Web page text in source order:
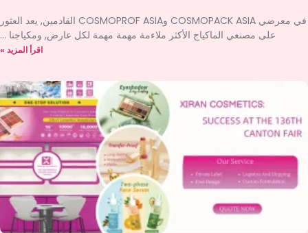
في معرضي COSMOPACK ASIA وCOSMOPROF ASIA القادمين, يعد العثور
على مصنعي الماكياج الأكثر ملاءمة مهمة مهمة لكل عارض, ومكياجنا
اقرأ المزيد »